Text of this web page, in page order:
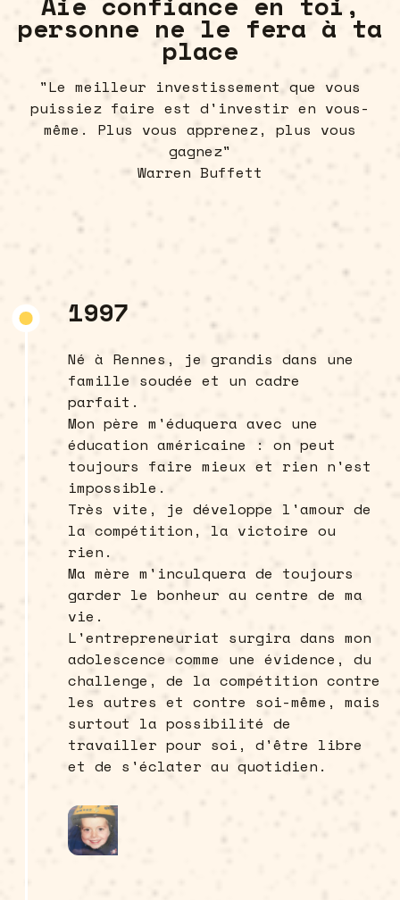
personne ne le fera à ta
place
"Le meilleur investissement que vous
puissiez faire est d'investir en vous-
même. Plus vous apprenez, plus vous
gagnez"
Warren Buffett
1997
Né à Rennes, je grandis dans une
famille soudée et un cadre
parfait.
Mon père m'éduquera avec une
éducation américaine : on peut
toujours faire mieux et rien n'est
impossible.
Très vite, je développe l'amour de
la compétition, la victoire ou
rien.
Ma mère m'inculquera de toujours
garder le bonheur au centre de ma
vie.
L'entrepreneuriat surgira dans mon
adolescence comme une évidence, du
challenge, de la compétition contre
les autres et contre soi-même, mais
surtout la possibilité de
travailler pour soi, d'être libre
et de s'éclater au quotidien.